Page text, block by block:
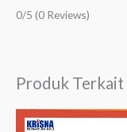
0/5 (0 Reviews)
Produk Terkait